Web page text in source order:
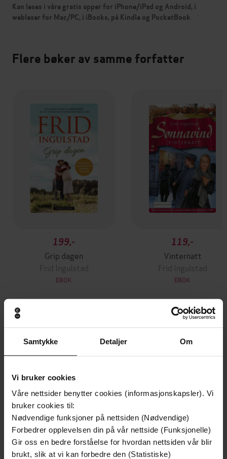
Samtykke Detaljer Om
Vi bruker cookies
Våre nettsider benytter cookies (informasjonskapsler). Vi
bruker cookies til:
Nødvendige funksjoner på nettsiden (Nødvendige)
Forbedrer opplevelsen din på vår nettside (Funksjonelle)
Gir oss en bedre forståelse for hvordan nettsiden vår blir
brukt, slik at vi kan forbedre den (Statistiske)
Kan leses i våre gratis apper for iPhone/iPad og Android, i
webleser for Mac/PC, i iBooks, på Kindle og PocketBook
Flere bøker av samme forfatter
199,-
Grip dagen
Frid Ingulstad
EBOK
119,-
Vinternatt
Frid Ingulstad
EBOK
Andre har også kjøpt